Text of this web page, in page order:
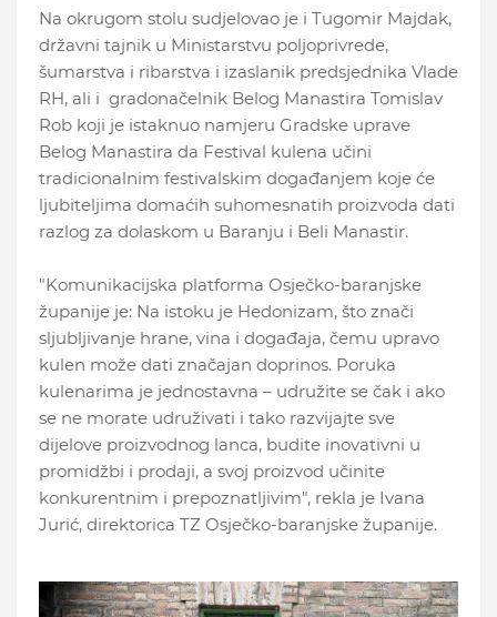
Na okrugom stolu sudjelovao je i Tugomir Majdak,
državni tajnik u Ministarstvu poljoprivrede,
šumarstva i ribarstva i izaslanik predsjednika Vlade
RH, ali i gradonačelnik Belog Manastira Tomislav
Rob koji je istaknuo namjeru Gradske uprave
Belog Manastira da Festival kulena učini
tradicionalnim festivalskim događanjem koje će
ljubiteljima domaćih suhomesnatih proizvoda dati
razlog za dolaskom u Baranju i Beli Manastir.
"Komunikacijska platforma Osječko-baranjske
županije je: Na istoku je Hedonizam, što znači
sljubljivanje hrane, vina i događaja, čemu upravo
kulen može dati značajan doprinos. Poruka
kulenarima je jednostavna – udružite se čak i ako
se ne morate udruživati i tako razvijajte sve
dijelove proizvodnog lanca, budite inovativni u
promidžbi i prodaji, a svoj proizvod učinite
konkurentnim i prepoznatljivim", rekla je Ivana
Jurić, direktorica TZ Osječko-baranjske županije.